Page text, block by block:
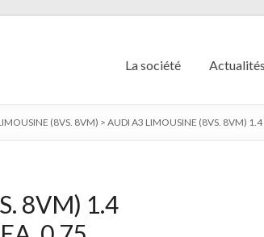
La société Actualités
(8VS. 8VM) > AUDI A3 LIMOUSINE (8VS. 8VM)
8VM) 1.4